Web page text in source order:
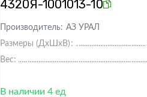
4320Я-1001013-10
Производитель: АЗ УРАЛ
Размеры (ДхШхВ):
Вес:
В наличии 4 ед